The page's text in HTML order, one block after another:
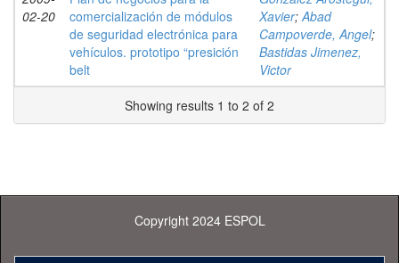
02-20
comercialización de módulos
de seguridad electrónica para
vehículos. prototipo “presición
belt
Xavier;Abad
Campoverde, Angel;
Bastidas Jimenez,
Victor
Showing results 1 to 2 of 2
Copyright 2024 ESPOL